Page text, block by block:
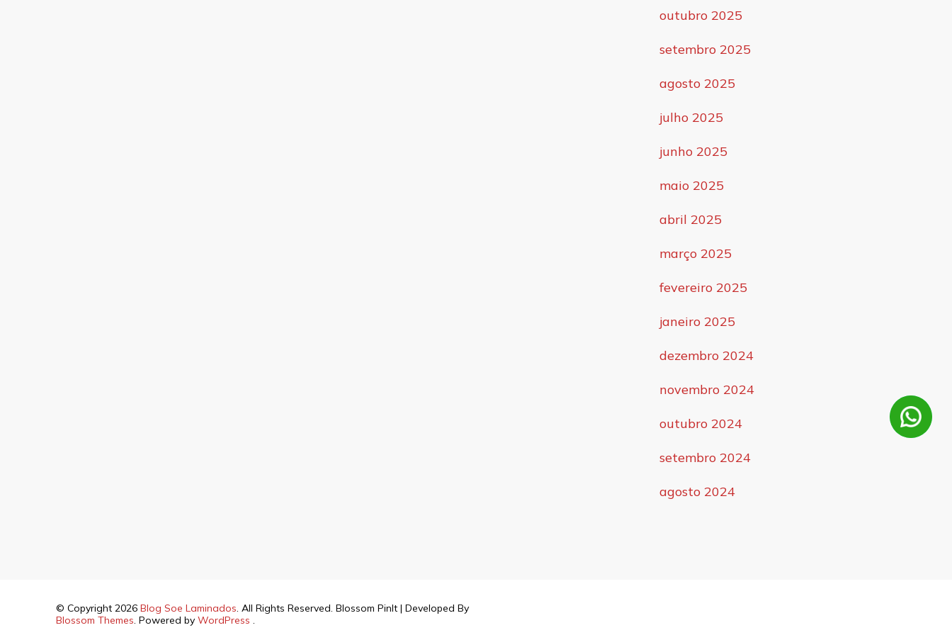
outubro 2025
setembro 2025
agosto 2025
julho 2025
junho 2025
maio 2025
abril 2025
março 2025
fevereiro 2025
janeiro 2025
dezembro 2024
novembro 2024
outubro 2024
setembro 2024
agosto 2024
© Copyright 2026 Blog Soe Laminados. All Rights Reserved. Blossom PinIt | Developed By
Blossom Themes. Powered by WordPress .